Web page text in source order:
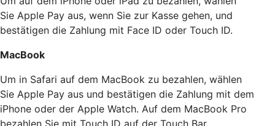
Sie Apple Pay aus, wenn Sie zur Kasse gehen, und
bestätigen die Zahlung mit Face ID oder Touch ID.
MacBook
Um in Safari auf dem MacBook zu bezahlen, wählen
Sie Apple Pay aus und bestätigen die Zahlung mit dem
iPhone oder der Apple Watch. Auf dem MacBook Pro
bezahlen Sie mit Touch ID auf der Touch Bar.